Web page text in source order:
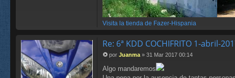
es
as
te
r
Visita la tienda de Fazer-Hispania
Re: 6ª KDD COCHIFRITO 1-abril-
e
n
por Juanma » 31 Mar 2017 00:14
Algo mandaremos